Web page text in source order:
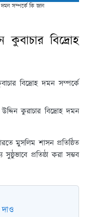
দমন সম্পর্কে কি জান
কুবাচার বিদ্রোহ
বিদ্রোহ দমন সম্পর্কে
কুরাচার বিদ্রোহ দমন
মুসলিম শাসন প্রতিষ্ঠিত
প্রতিষ্ঠা করা সম্ভব
দাও